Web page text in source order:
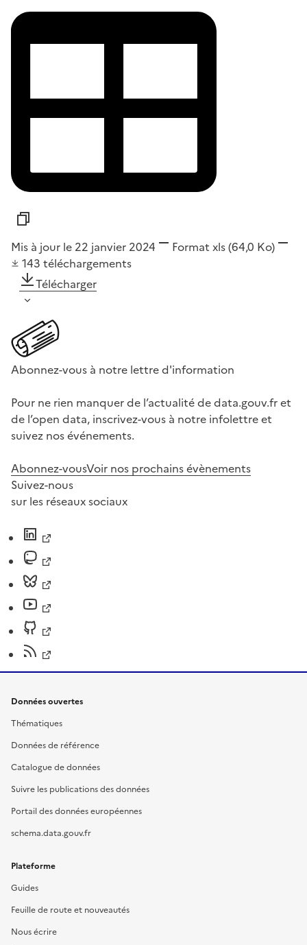
Mis à jour le 22 janvier 2024 Format xls(64,0 Ko)
143 téléchargements
Télécharger
Abonnez-vous à notre lettre d'information
Pour ne rien manquer de l’actualité de data.gouv.fr et
de l’open data, inscrivez-vous à notre infolettre et
suivez nos événements.
Abonnez-vousVoir nos prochains évènements
Suivez-nous
sur les réseaux sociaux
Données ouvertes
Thématiques
Données de référence
Catalogue de données
Suivre les publications des données
Portail des données européennes
schema.data.gouv.fr
Plateforme
Guides
Feuille de route et nouveautés
Nous écrire